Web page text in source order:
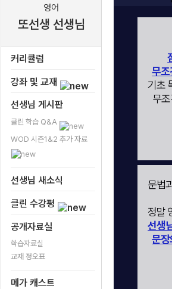
영어
또선생 선생님
커리큘럼
강좌 및 교재
선생님 게시판
클린 학습 Q&A
WOD 시즌1&2 추가 자료
선생님 새소식
클린 수강평
공개자료실
학습자료실
교재 정오표
메가 캐스트
무조
기초
무
문법
정말
선생
문장